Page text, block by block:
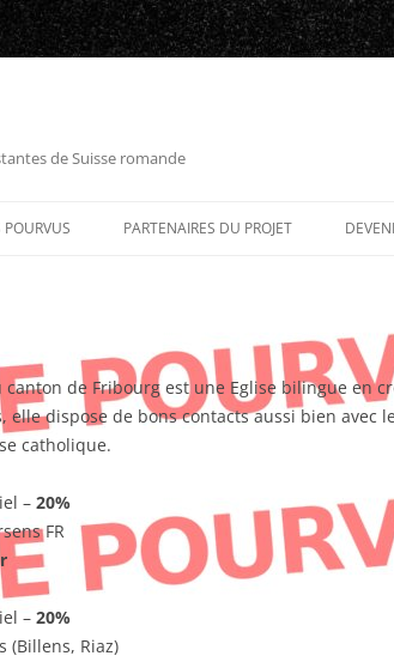
de Suisse romande
POURVUS PARTENAIRES DU PROJET
canton de Fribourg est une Eglise bilingue en
dispose de bons contacts aussi bien avec
catholique.
– 20%
FR
– 20%
(Billens, Riaz)